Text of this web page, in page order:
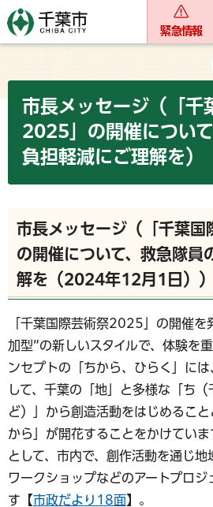
緊急情報
市長メッセージ（「千
2025」の開催につい
負担軽減にご理解を）
市長メッセージ（「千葉国
の開催について、救急隊員
解を（2024年12月1日））
「千葉国際芸術祭2025」の開催を
加型”の新しいスタイルで、体験を
ンセプトの「ちから、ひらく」に
して、千葉の「地」と多様な「ち
ど）」から創造活動をはじめるこ
から」が開花することをかけていま
として、市内で、創作活動を通じ地
ワークショップなどのアートプロ
す【市政だより18面】。